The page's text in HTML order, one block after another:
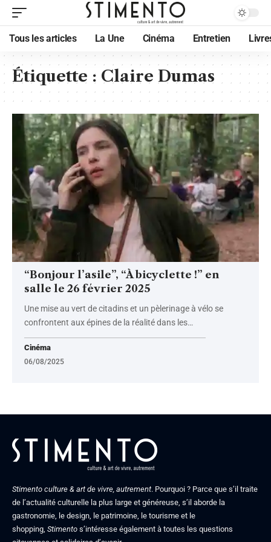
Tous les articles La Une Cinéma Entretien
Étiquette : Claire Dumas
“Bonjour l’asile”, “À bicyclette !” en
salle le 26 février 2025
Une mise au vert de citadins et un pèlerinage à vélo se
confrontent aux épines de la réalité dans les…
Cinéma
06/08/2025
Stimento culture & art de vivre, autrement. Pourquoi ? Parce que s’il traite
de l’actualité culturelle la plus large et généreuse, s’il aborde la
gastronomie, le design, le patrimoine, le tourisme et le
shopping, Stimento s’intéresse également à toutes les questions